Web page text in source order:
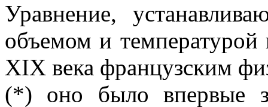
Уравнение,
объемом и температурой
XIX века французским
(*) оно было впервые